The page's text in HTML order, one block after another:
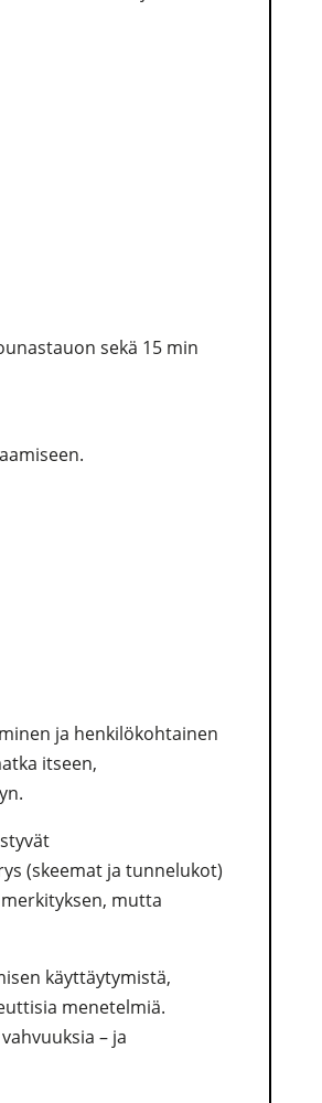
sekä 15 min
ja henkilökohtainen
itseen,
(skeemat ja tunnelukot)
mutta
käyttäytymistä,
menetelmiä.
– ja